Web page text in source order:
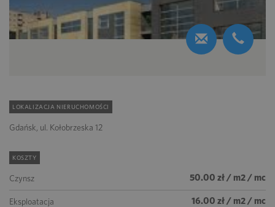
LOKALIZACJA NIERUCHOMOŚCI
Gdańsk, ul. Kołobrzeska 12
KOSZTY
Czynsz 50.00 zł / m2 / mc
Eksploatacja 16.00 zł / m2 / mc